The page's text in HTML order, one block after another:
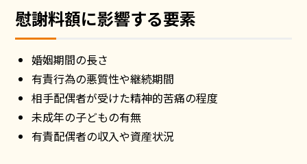
慰謝料額に影響する要素
婚姻期間の長さ
有責行為の悪質性や継続期間
相手配偶者が受けた精神的苦痛の程度
未成年の子どもの有無
有責配偶者の収入や資産状況